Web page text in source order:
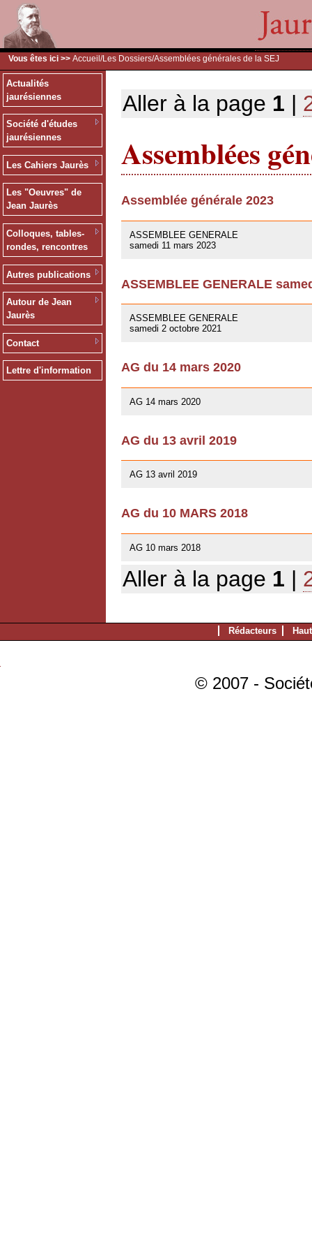
Vous êtes ici >> Accueil /Les Dossiers/Assemblées générales de la SEJ
Actualités
jaurésiennes
Société d'études
jaurésiennes
Les Cahiers Jaurès
Les "Oeuvres" de
Jean Jaurès
Colloques, tables-
rondes, rencontres
Autres publications
Autour de Jean
Jaurès
Contact
Lettre d'information
Aller à la page 1 |
Assemblées
Assemblée générale 2023
ASSEMBLEE GENERALE
samedi 11 mars 2023
ASSEMBLEE GENERALE
ASSEMBLEE GENERALE
samedi 2 octobre 2021
AG du 14 mars 2020
AG 14 mars 2020
AG du 13 avril 2019
AG 13 avril 2019
AG du 10 MARS 2018
AG 10 mars 2018
Aller à la page 1 |
Rédacteurs
© 2007 -